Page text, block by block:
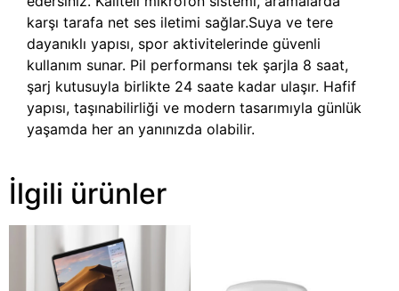
karşı tarafa net ses iletimi sağlar.Suya ve tere
dayanıklı yapısı, spor aktivitelerinde güvenli
kullanım sunar. Pil performansı tek şarjla 8 saat,
şarj kutusuyla birlikte 24 saate kadar ulaşır. Hafif
yapısı, taşınabilirliği ve modern tasarımıyla günlük
yaşamda her an yanınızda olabilir.
İlgili ürünler